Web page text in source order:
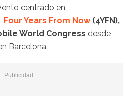
centrado en
Four Years From Now(4YFN),
World Congress desde
Barcelona.